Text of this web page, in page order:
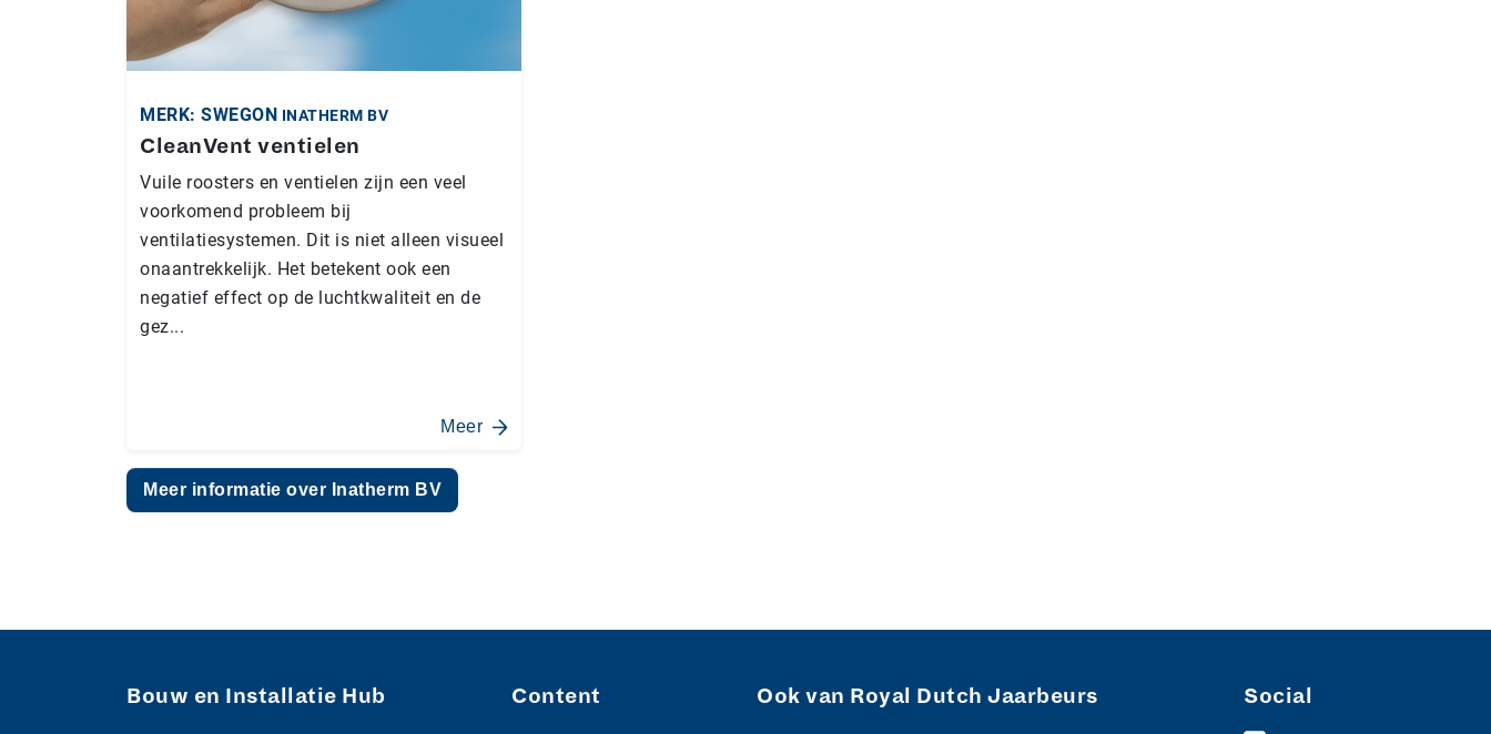
MERK: SWEGON INATHERM BV
CleanVent ventielen
Vuile roosters en ventielen zijn een veel
voorkomend probleem bij
ventilatiesystemen. Dit is niet alleen visueel
onaantrekkelijk. Het betekent ook een
negatief effect op de luchtkwaliteit en de
gez...
Meer
Meer informatie over Inatherm BV
Bouw en Installatie Hub Content Ook van Royal Dutch Jaarbeurs Social